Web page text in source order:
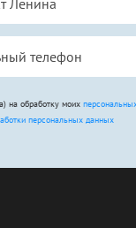
на обработку моих
персональных данных